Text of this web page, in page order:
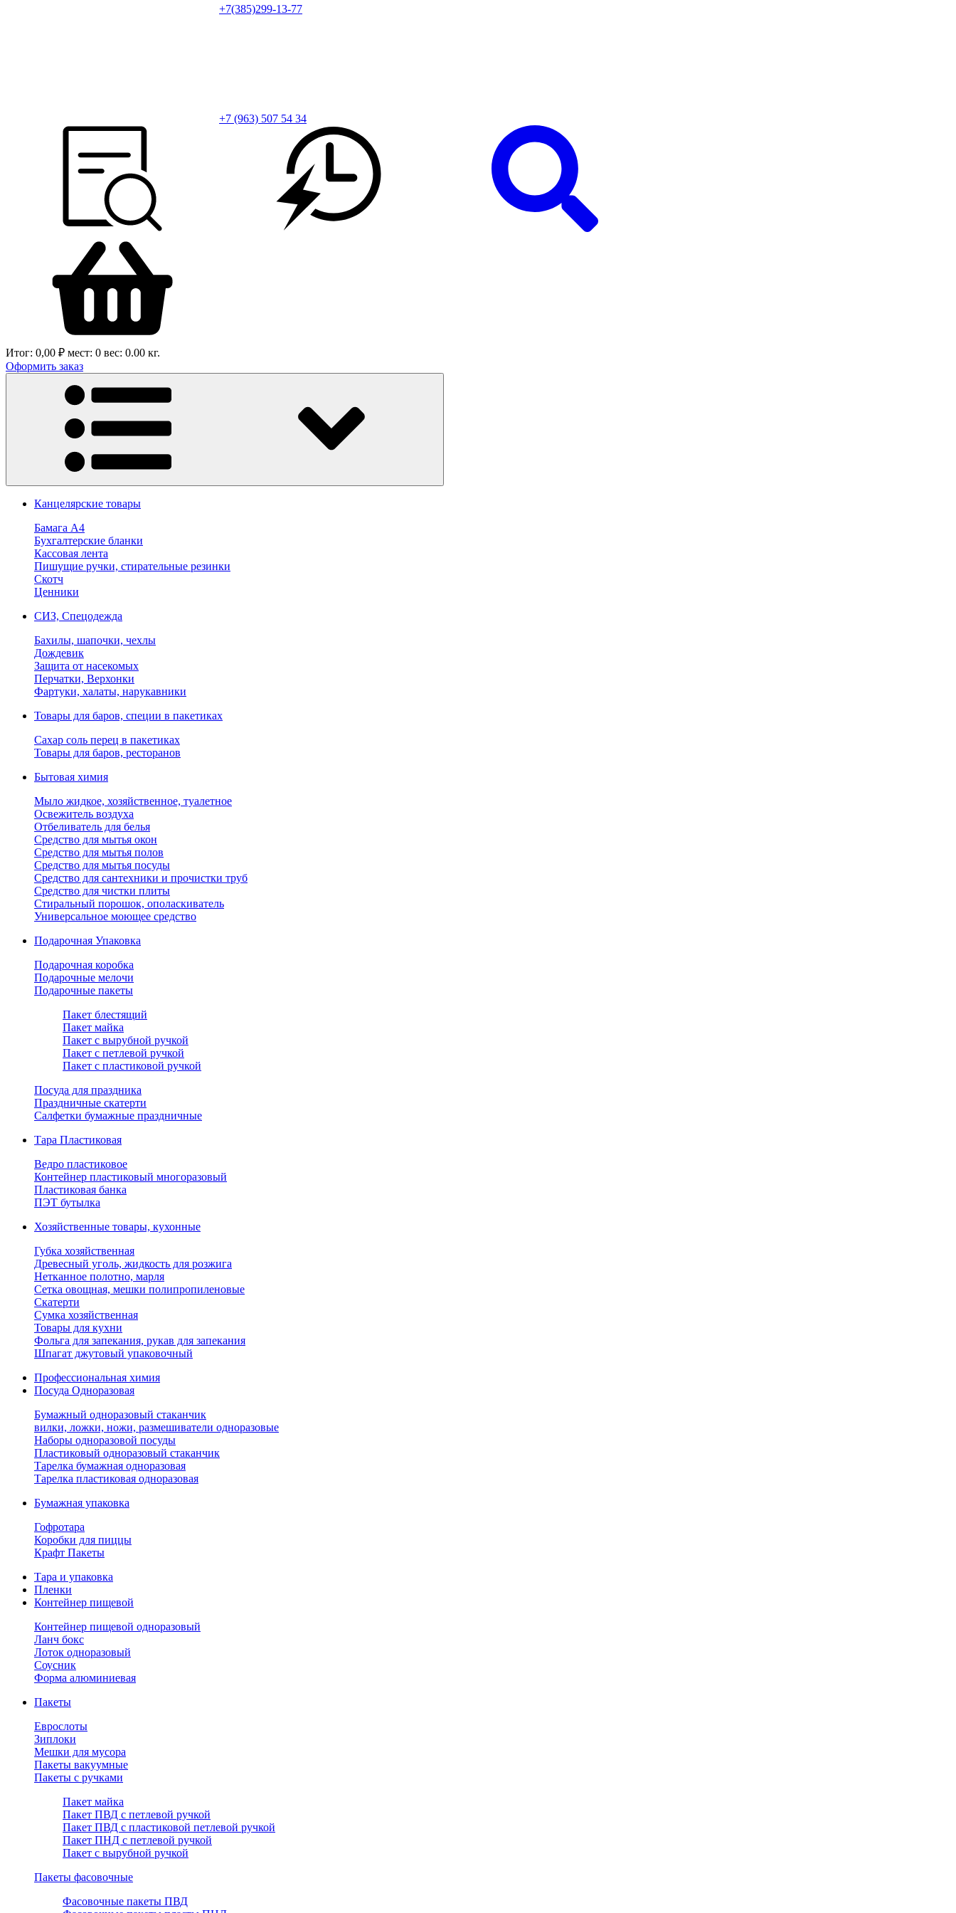
+7(385)299-13-77
+7 (963) 507 54 34
Итог: 0,00 ₽ мест: 0 вес: 0.00 кг.
Оформить заказ
Канцелярские товары
Бамага А4
Бухгалтерские бланки
Кассовая лента
Пишущие ручки, стирательные резинки
Скотч
Ценники
СИЗ, Спецодежда
Бахилы, шапочки, чехлы
Дождевик
Защита от насекомых
Перчатки, Верхонки
Фартуки, халаты, нарукавники
Товары для баров, специи в пакетиках
Сахар соль перец в пакетиках
Товары для баров, ресторанов
Бытовая химия
Мыло жидкое, хозяйственное, туалетное
Освежитель воздуха
Отбеливатель для белья
Средство для мытья окон
Средство для мытья полов
Средство для мытья посуды
Средство для сантехники и прочистки труб
Средство для чистки плиты
Стиральный порошок, ополаскиватель
Универсальное моющее средство
Подарочная Упаковка
Подарочная коробка
Подарочные мелочи
Подарочные пакеты
Пакет блестящий
Пакет майка
Пакет с вырубной ручкой
Пакет с петлевой ручкой
Пакет с пластиковой ручкой
Посуда для праздника
Праздничные скатерти
Салфетки бумажные праздничные
Тара Пластиковая
Ведро пластиковое
Контейнер пластиковый многоразовый
Пластиковая банка
ПЭТ бутылка
Хозяйственные товары, кухонные
Губка хозяйственная
Древесный уголь, жидкость для розжига
Нетканное полотно, марля
Сетка овощная, мешки полипропиленовые
Скатерти
Сумка хозяйственная
Товары для кухни
Фольга для запекания, рукав для запекания
Шпагат джутовый упаковочный
Профессиональная химия
Посуда Одноразовая
Бумажный одноразовый стаканчик
вилки, ложки, ножи, размешиватели одноразовые
Наборы одноразовой посуды
Пластиковый одноразовый стаканчик
Тарелка бумажная одноразовая
Тарелка пластиковая одноразовая
Бумажная упаковка
Гофротара
Коробки для пиццы
Крафт Пакеты
Тара и упаковка
Пленки
Контейнер пищевой
Контейнер пищевой одноразовый
Ланч бокс
Лоток одноразовый
Соусник
Форма алюминиевая
Пакеты
Еврослоты
Зиплоки
Мешки для мусора
Пакеты вакуумные
Пакеты с ручками
Пакет майка
Пакет ПВД с петлевой ручкой
Пакет ПВД с пластиковой петлевой ручкой
Пакет ПНД с петлевой ручкой
Пакет с вырубной ручкой
Пакеты фасовочные
Фасовочные пакеты ПВД